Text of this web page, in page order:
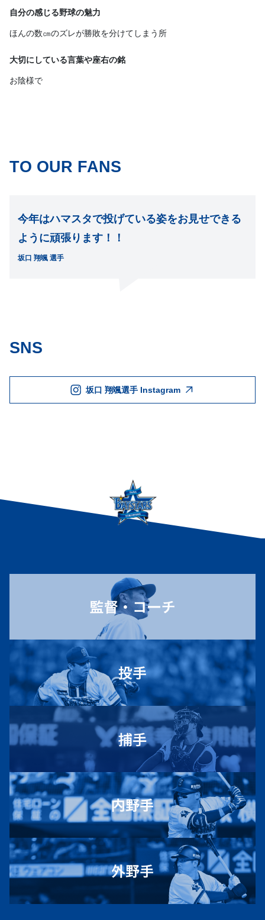
自分の感じる野球の魅力
ほんの数㎝のズレが勝敗を分けてしまう所
大切にしている言葉や座右の銘
お陰様で
TO OUR FANS
今年はハマスタで投げている姿をお見せできる
ように頑張ります！！
坂口 翔颯 選手
SNS
坂口 翔颯選手 Instagram